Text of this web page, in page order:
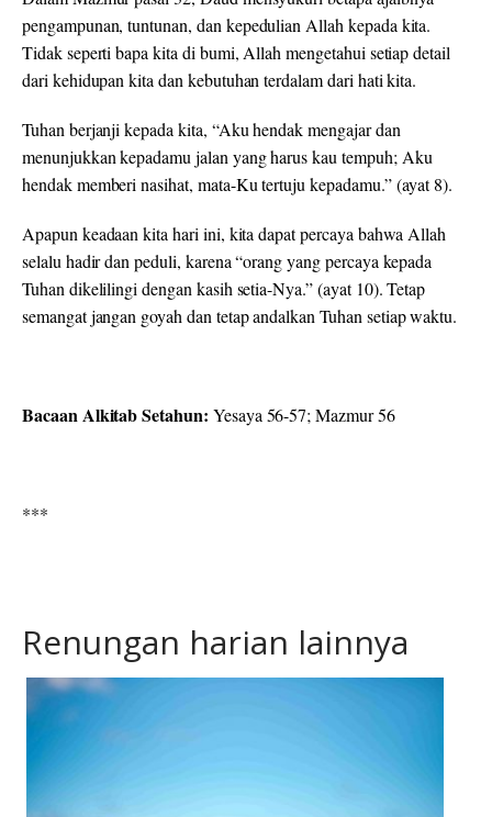
pengampunan, tuntunan, dan kepedulian Allah kepada kita.
Tidak seperti bapa kita di bumi, Allah mengetahui setiap detail
dari kehidupan kita dan kebutuhan terdalam dari hati kita.
Tuhan berjanji kepada kita, “Aku hendak mengajar dan
menunjukkan kepadamu jalan yang harus kau tempuh; Aku
hendak memberi nasihat, mata-Ku tertuju kepadamu.” (ayat 8).
Apapun keadaan kita hari ini, kita dapat percaya bahwa Allah
selalu hadir dan peduli, karena “orang yang percaya kepada
Tuhan dikelilingi dengan kasih setia-Nya.” (ayat 10). Tetap
semangat jangan goyah dan tetap andalkan Tuhan setiap waktu.
Bacaan Alkitab Setahun: Yesaya 56-57; Mazmur 56
***
Renungan harian lainnya